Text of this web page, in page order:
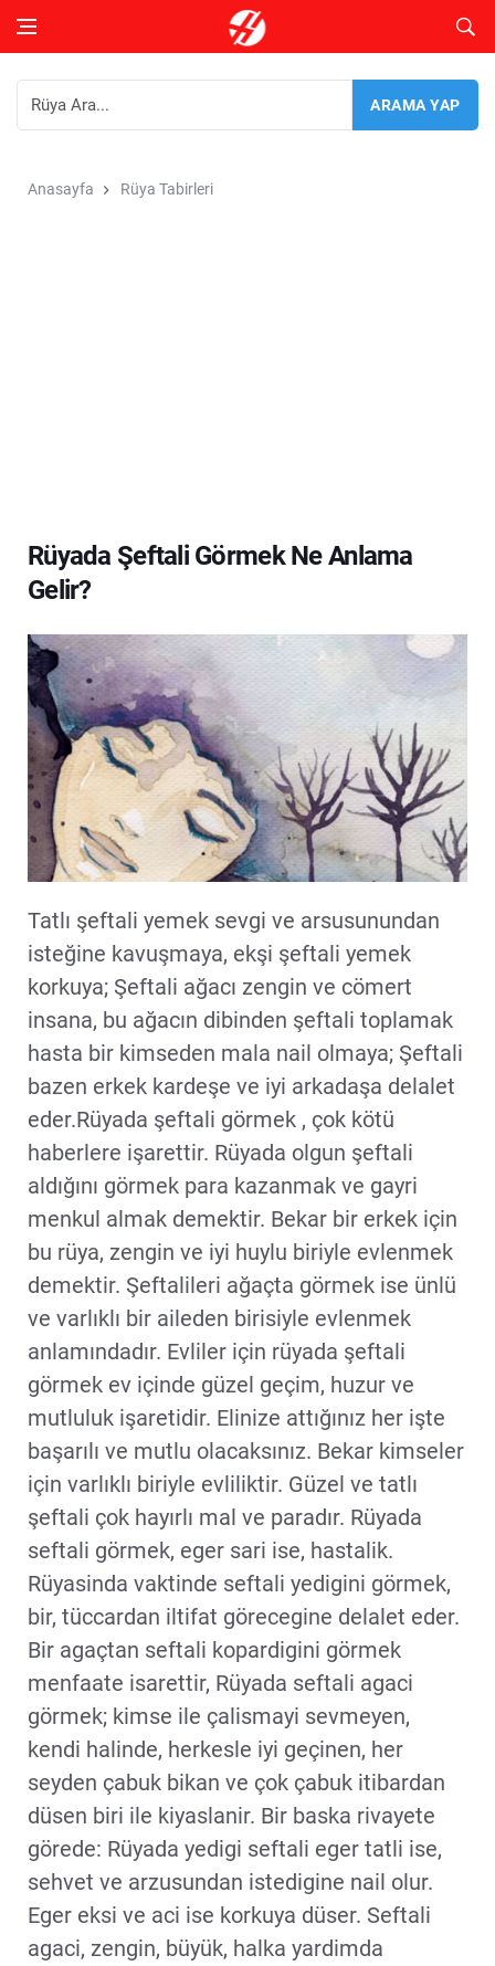
Anasayfa Rüya Tabirleri
Rüyada Şeftali Görmek Ne Anlama
Gelir?
Tatlı şeftali yemek sevgi ve arsusunundan
isteğine kavuşmaya, ekşi şeftali yemek
korkuya; Şeftali ağacı zengin ve cömert
insana, bu ağacın dibinden şeftali toplamak
hasta bir kimseden mala nail olmaya; Şeftali
bazen erkek kardeşe ve iyi arkadaşa delalet
eder.Rüyada şeftali görmek , çok kötü
haberlere işarettir. Rüyada olgun şeftali
aldığını görmek para kazanmak ve gayri
menkul almak demektir. Bekar bir erkek için
bu rüya, zengin ve iyi huylu biriyle evlenmek
demektir. Şeftalileri ağaçta görmek ise ünlü
ve varlıklı bir aileden birisiyle evlenmek
anlamındadır. Evliler için rüyada şeftali
görmek ev içinde güzel geçim, huzur ve
mutluluk işaretidir. Elinize attığınız her işte
başarılı ve mutlu olacaksınız. Bekar kimseler
için varlıklı biriyle evliliktir. Güzel ve tatlı
şeftali çok hayırlı mal ve paradır. Rüyada
seftali görmek, eger sari ise, hastalik.
Rüyasinda vaktinde seftali yedigini görmek,
bir, tüccardan iltifat görecegine delalet eder.
Bir agaçtan seftali kopardigini görmek
menfaate isarettir, Rüyada seftali agaci
görmek; kimse ile çalismayi sevmeyen,
kendi halinde, herkesle iyi geçinen, her
seyden çabuk bikan ve çok çabuk itibardan
düsen biri ile kiyaslanir. Bir baska rivayete
görede: Rüyada yedigi seftali eger tatli ise,
sehvet ve arzusundan istedigine nail olur.
Eger eksi ve aci ise korkuya düser. Seftali
agaci, zengin, büyük, halka yardimda